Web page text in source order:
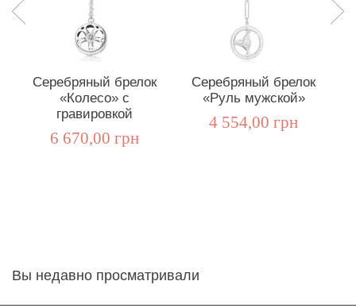
Серебряный брелок
«Колесо» с
гравировкой
6 670,00 грн
Серебряный брелок
«Руль мужской»
4 554,00 грн
Вы недавно просматривали